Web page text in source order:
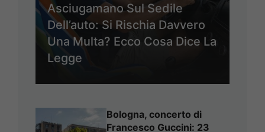
Asciugamano Sul Sedile
Dell’auto: Si Rischia Davvero
Una Multa? Ecco Cosa Dice La
Legge
Bologna, concerto di
Francesco Guccini: 23